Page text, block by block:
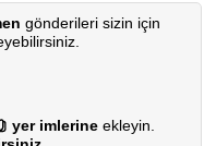
gönderileri sizin için
yer imlerine ekleyin.